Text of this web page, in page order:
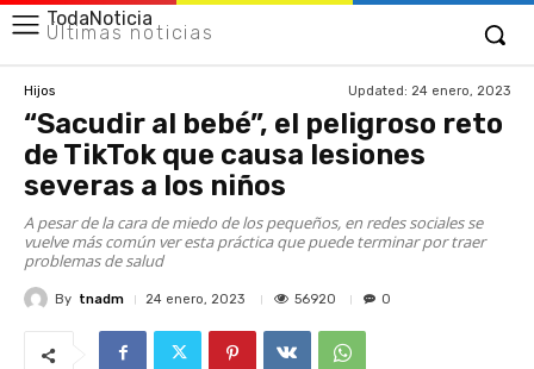
TodaNoticia
Últimas noticias
Hijos Updated: 24 enero, 2023
“Sacudir al bebé”, el peligroso reto
de TikTok que causa lesiones
severas a los niños
A pesar de la cara de miedo de los pequeños, en redes sociales se
vuelve más común ver esta práctica que puede terminar por traer
problemas de salud
By tnadm 24 enero, 2023 56920 0